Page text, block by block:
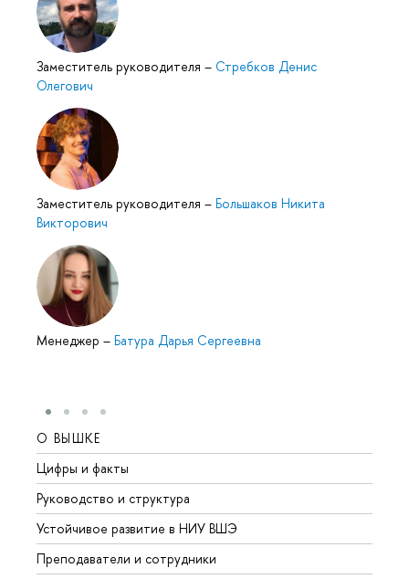
Заместитель руководителя – Стребков Денис
Олегович
Заместитель руководителя – Большаков Никита
Викторович
Менеджер – Батура Дарья Сергеевна
О ВЫШКЕ
Цифры и факты
Руководство и структура
Устойчивое развитие в НИУ ВШЭ
Преподаватели и сотрудники